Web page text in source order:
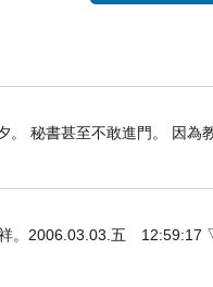
秘書甚至不敢進門。 因為
。2006.03.03.五